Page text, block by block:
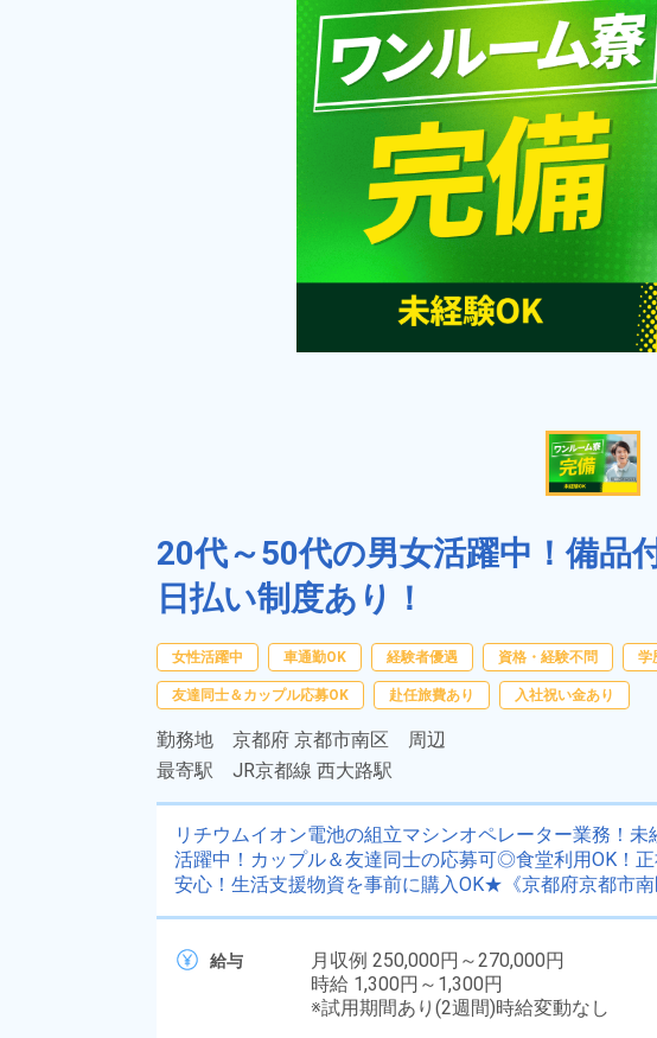
20代～50代の男女活躍中！備品
日払い制度あり！
女性活躍中 車通勤OK 経験者優遇 資格・経験不問 学
友達同士＆カップル応募OK 赴任旅費あり 入社祝い金あり
勤務地 京都府 京都市南区 周辺
最寄駅 JR京都線 西大路駅
リチウムイオン電池の組立マシンオペレーター業務！
活躍中！カップル＆友達同士の応募可◎食堂利用OK！
安心！生活支援物資を事前に購入OK★《京都府京都市南
給与
月収例 250,000円～270,000円
時給 1,300円～1,300円
※試用期間あり(2週間)時給変動なし